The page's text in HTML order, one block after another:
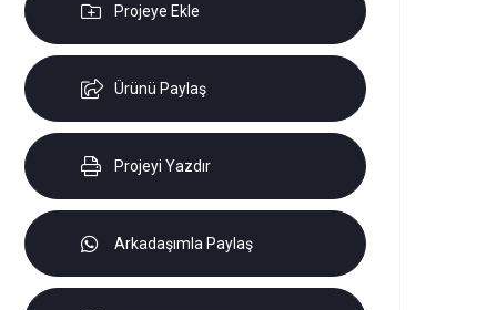
Projeye Ekle
Ürünü Paylaş
Projeyi Yazdır
Arkadaşımla Paylaş